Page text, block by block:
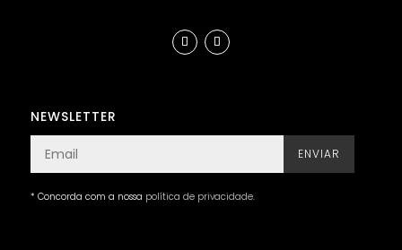
NEWSLETTER
ENVIAR
* Concorda com a nossa política de privacidade.